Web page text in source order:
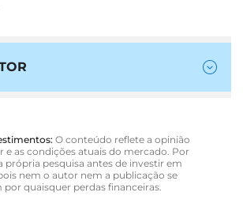
O conteúdo reflete a opinião
e as condições atuais do mercado. Por
própria pesquisa antes de investir em
nem o autor nem a publicação se
por quaisquer perdas financeiras.